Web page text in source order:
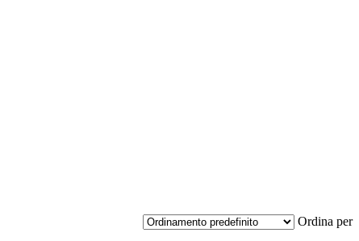
Ordina per